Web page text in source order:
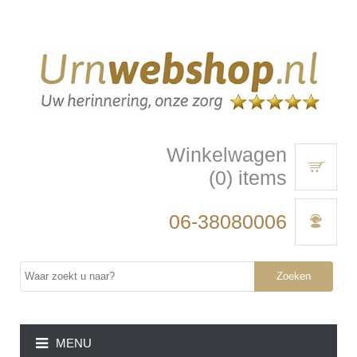
Winkelwagen
(0) items
06-38080006
Zoeken
MENU